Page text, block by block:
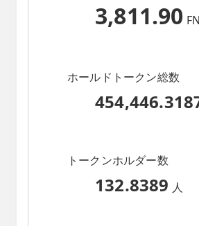
3,811.90
ホールドトークン総数
トークンホルダー数
132.8389 人